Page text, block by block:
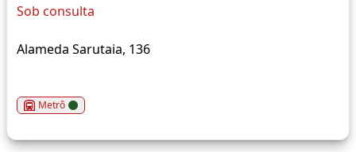
Sob consulta
Alameda Sarutaia, 136
Metrô